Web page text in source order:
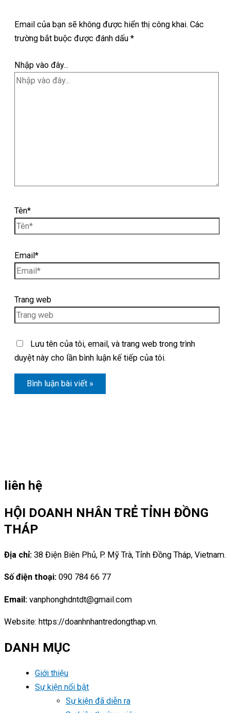
Email của bạn sẽ không được hiển thị công khai. Các
trường bắt buộc được đánh dấu *
Nhập vào đây...
Tên*
Email*
Trang web
Lưu tên của tôi, email, và trang web trong trình
duyệt này cho lần bình luận kế tiếp của tôi.
liên hệ
HỘI DOANH NHÂN TRẺ TỈNH ĐỒNG
THÁP
Địa chỉ: 38 Điện Biên Phủ, P. Mỹ Trà, Tỉnh Đồng Tháp, Vietnam.
Số điện thoại: 090 784 66 77
Email: vanphonghdntdt@gmail.com
Website: https://doanhnhantredongthap.vn.
DANH MỤC
Giới thiệu
Sự kiện nổi bật
Sự kiện đã diễn ra